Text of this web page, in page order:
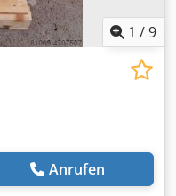
1 /9
Anrufen